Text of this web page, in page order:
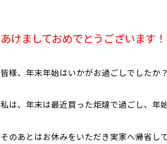
あけましておめでとうございます！
皆様、年末年始はいかがお過ごしでしたか？
私は、年末は最近買った炬燵で過ごし、年
そのあとはお休みをいただき実家へ帰省し